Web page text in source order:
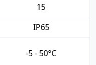
15
IP65
-5 - 50°C